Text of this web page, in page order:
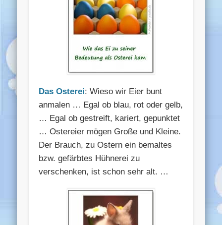
Das Osterei: Wieso wir Eier bunt
anmalen … Egal ob blau, rot oder gelb,
… Egal ob gestreift, kariert, gepunktet
… Ostereier mögen Große und Kleine.
Der Brauch, zu Ostern ein bemaltes
bzw. gefärbtes Hühnerei zu
verschenken, ist schon sehr alt. …